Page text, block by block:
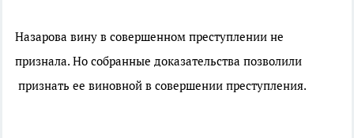
Назарова вину в совершенном преступлении не
признала. Но собранные доказательства позволили
признать ее виновной в совершении преступления.